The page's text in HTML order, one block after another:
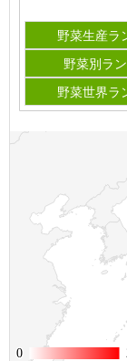
野菜生産ラ
野菜別ラ
野菜世界ラ
0
0